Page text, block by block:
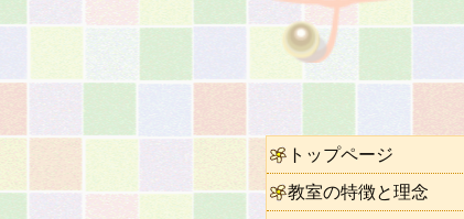
トップページ
教室の特徴と理念